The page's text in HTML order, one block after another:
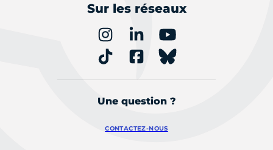
Sur les réseaux
Une question ?
CONTACTEZ-NOUS